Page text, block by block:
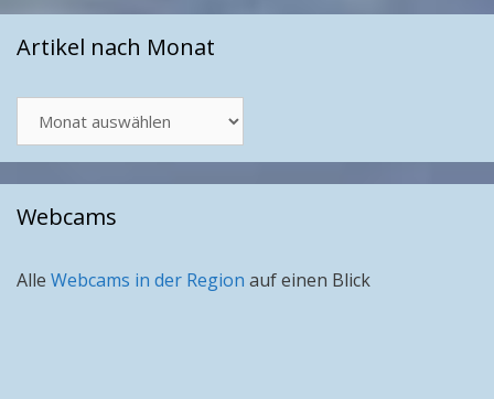
Artikel nach Monat
nach
Monat
Webcams
Alle Webcams in der Region auf einen Blick